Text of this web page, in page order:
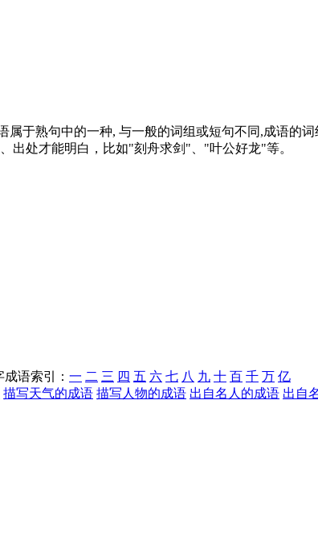
于熟句中的一种, 与一般的词组或短句不同,成语的
出处才能明白，比如"刻舟求剑"、"叶公好龙"等。
语索引： 一 二 三 四 五 六 七 八 九 十 百 千 万 亿
描写天气的成语 描写人物的成语 出自名人的成语 出自